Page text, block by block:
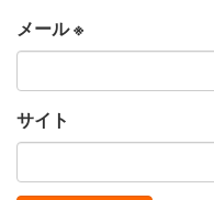
メール※
サイト